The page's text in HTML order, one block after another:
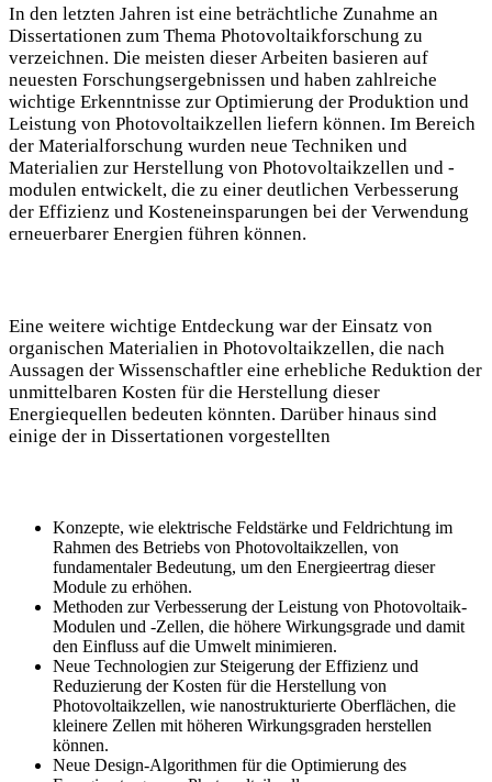
In den letzten Jahren ist eine beträchtliche Zunahme an
Dissertationen zum Thema Photovoltaikforschung zu
verzeichnen. Die meisten dieser Arbeiten basieren auf
neuesten Forschungsergebnissen und haben zahlreiche
wichtige Erkenntnisse zur Optimierung der Produktion und
Leistung von Photovoltaikzellen liefern können. Im Bereich
der Materialforschung wurden neue Techniken und
Materialien zur Herstellung von Photovoltaikzellen und -
modulen entwickelt, die zu einer deutlichen Verbesserung
der Effizienz und Kosteneinsparungen bei der Verwendung
erneuerbarer Energien führen können.
Eine weitere wichtige Entdeckung war der Einsatz von
organischen Materialien in Photovoltaikzellen, die nach
Aussagen der Wissenschaftler eine erhebliche Reduktion der
unmittelbaren Kosten für die Herstellung dieser
Energiequellen bedeuten könnten. Darüber hinaus sind
einige der in Dissertationen vorgestellten
Konzepte, wie elektrische Feldstärke und Feldrichtung im
Rahmen des Betriebs von Photovoltaikzellen, von
fundamentaler Bedeutung, um den Energieertrag dieser
Module zu erhöhen.
Methoden zur Verbesserung der Leistung von Photovoltaik-
Modulen und -Zellen, die höhere Wirkungsgrade und damit
den Einfluss auf die Umwelt minimieren.
Neue Technologien zur Steigerung der Effizienz und
Reduzierung der Kosten für die Herstellung von
Photovoltaikzellen, wie nanostrukturierte Oberflächen, die
kleinere Zellen mit höheren Wirkungsgraden herstellen
können.
Neue Design-Algorithmen für die Optimierung des